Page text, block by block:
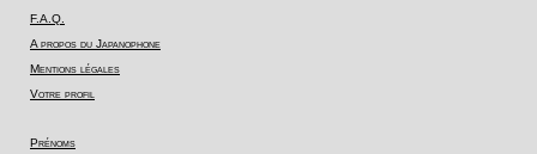
F.A.Q.
A propos du Japanophone
Mentions légales
Votre profil
Prénoms